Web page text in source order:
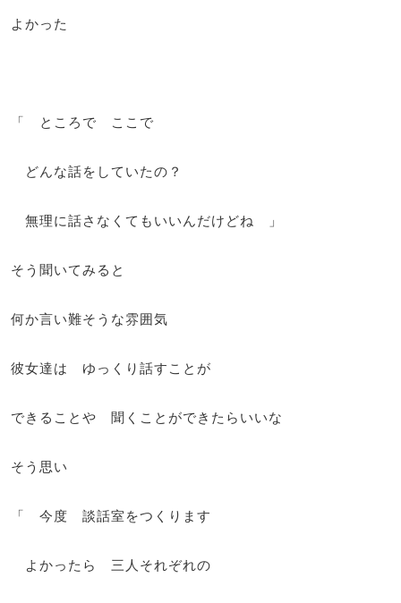
よかった
「 ところで ここで
どんな話をしていたの？
無理に話さなくてもいいんだけどね 」
そう聞いてみると
何か言い難そうな雰囲気
彼女達は ゆっくり話すことが
できることや 聞くことができたらいいな
そう思い
「 今度 談話室をつくります
よかったら 三人それぞれの